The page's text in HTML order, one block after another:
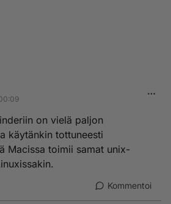
on vielä paljon
käytänkin tottuneesti
Macissa toimii samat unix-
Kommentoi